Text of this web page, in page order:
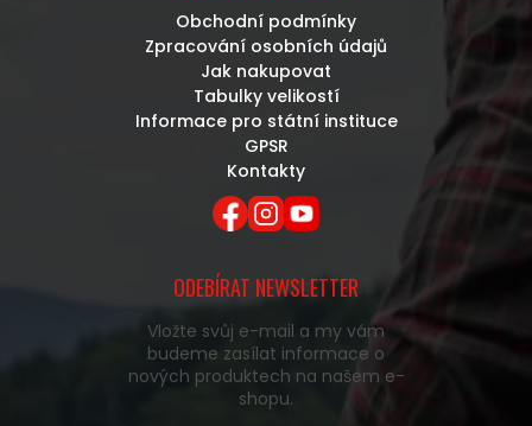
Obchodní podmínky
Zpracování osobních údajů
Jak nakupovat
Tabulky velikostí
Informace pro státní instituce
GPSR
Kontakty
ODEBÍRAT NEWSLETTER
Vložte svůj e-mail a my vám
budeme zasílat informace o
nových produktech na našem e-
shopu.